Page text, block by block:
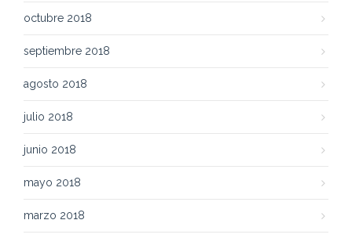
octubre 2018
septiembre 2018
agosto 2018
julio 2018
junio 2018
mayo 2018
marzo 2018